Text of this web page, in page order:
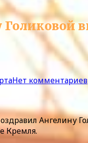
Нет комментариев
Ангелину
Кремля.